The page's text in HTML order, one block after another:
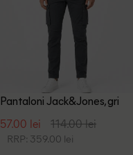
Pantaloni Jack&Jones, gri
57.00 lei 114.00 lei
RRP: 359.00 lei